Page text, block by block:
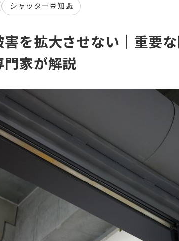
シャッター豆知識
害を拡大させない｜重要
家が解説